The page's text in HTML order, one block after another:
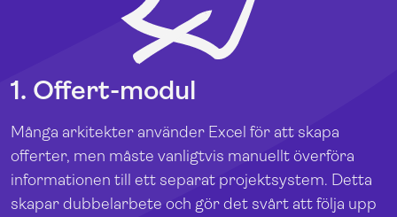
1. Offert-modul
Många arkitekter använder Excel för att skapa
offerter, men måste vanligtvis manuellt överföra
informationen till ett separat projektsystem. Detta
skapar dubbelarbete och gör det svårt att följa upp